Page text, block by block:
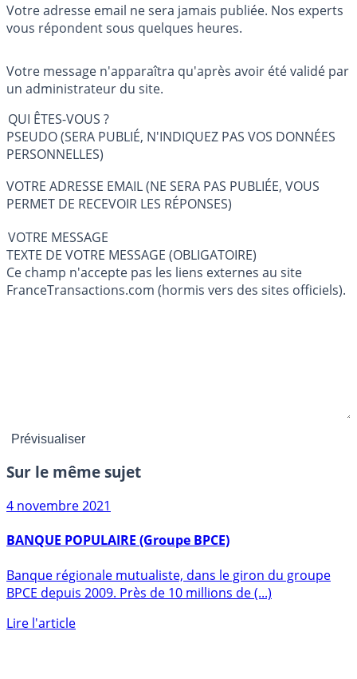
Votre adresse email ne sera jamais publiée. Nos experts
vous répondent sous quelques heures.
Votre message n'apparaîtra qu'après avoir été validé par
un administrateur du site.
QUI ÊTES-VOUS ?
PSEUDO (SERA PUBLIÉ, N'INDIQUEZ PAS VOS DONNÉES
PERSONNELLES)
VOTRE ADRESSE EMAIL (NE SERA PAS PUBLIÉE, VOUS
PERMET DE RECEVOIR LES RÉPONSES)
VOTRE MESSAGE
TEXTE DE VOTRE MESSAGE (OBLIGATOIRE)
Ce champ n'accepte pas les liens externes au site
FranceTransactions.com (hormis vers des sites officiels).
Sur le même sujet
4 novembre 2021
BANQUE POPULAIRE (Groupe BPCE)
Banque régionale mutualiste, dans le giron du groupe
BPCE depuis 2009. Près de 10 millions de (...)